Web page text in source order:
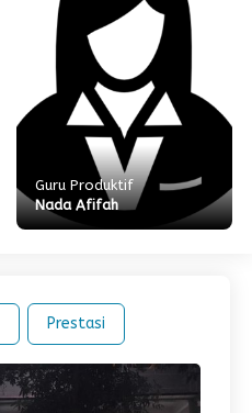
Guru Produktif
Nada Afifah
Prestasi